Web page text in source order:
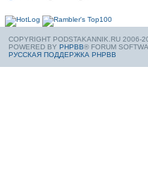
COPYRIGHT PODSTAKANNIK.RU 2006-
POWERED BY PHPBB® FORUM
РУССКАЯ ПОДДЕРЖКА PHPBB